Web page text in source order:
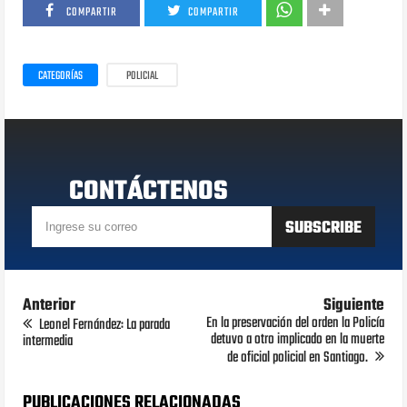
COMPARTIR COMPARTIR
CATEGORÍAS POLICIAL
CONTÁCTENOS
Anterior
Leonel Fernández: La parada
intermedia
Siguiente
En la preservación del orden la Policía
detuvo a otro implicado en la muerte
de oficial policial en Santiago.